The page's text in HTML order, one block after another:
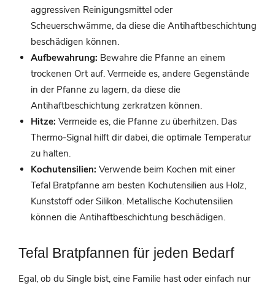
aggressiven Reinigungsmittel oder
Scheuerschwämme, da diese die Antihaftbeschichtung
beschädigen können.
Aufbewahrung: Bewahre die Pfanne an einem
trockenen Ort auf. Vermeide es, andere Gegenstände
in der Pfanne zu lagern, da diese die
Antihaftbeschichtung zerkratzen können.
Hitze: Vermeide es, die Pfanne zu überhitzen. Das
Thermo-Signal hilft dir dabei, die optimale Temperatur
zu halten.
Kochutensilien: Verwende beim Kochen mit einer
Tefal Bratpfanne am besten Kochutensilien aus Holz,
Kunststoff oder Silikon. Metallische Kochutensilien
können die Antihaftbeschichtung beschädigen.
Tefal Bratpfannen für jeden Bedarf
Egal, ob du Single bist, eine Familie hast oder einfach nur